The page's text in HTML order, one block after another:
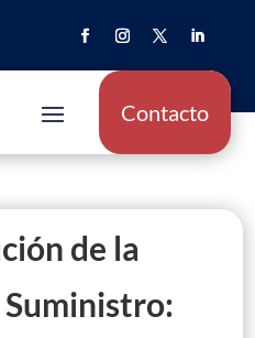
Contacto
de la
Suministro: